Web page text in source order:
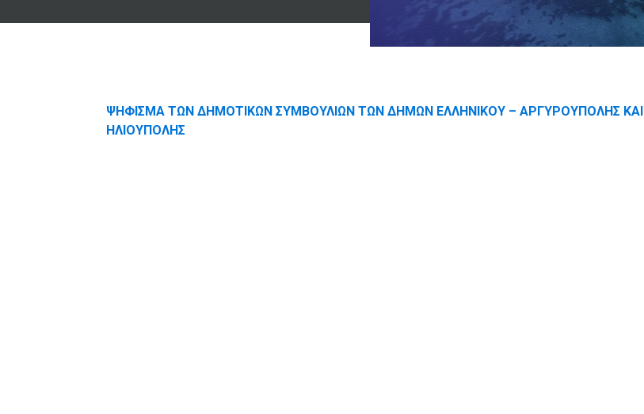
ΨΗΦΙΣΜΑ ΤΩΝ ΔΗΜΟΤΙΚΩΝ ΣΥΜΒΟΥΛΙΩΝ ΤΩΝ ΔΗΜΩΝ ΕΛΛΗΝΙΚΟΥ – ΑΡΓΥΡΟΥΠΟΛΗΣ ΚΑΙ
ΗΛΙΟΥΠΟΛΗΣ